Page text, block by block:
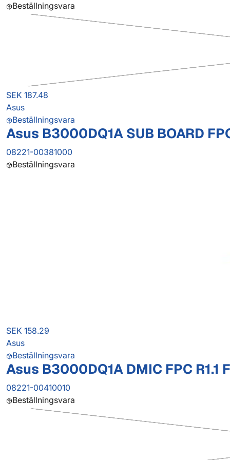
Beställningsvara
SEK 187.48
Asus
Beställningsvara
Asus B3000DQ1A SUB BOARD
08221-00381000
Beställningsvara
SEK 158.29
Asus
Beställningsvara
Asus B3000DQ1A DMIC FPC R1.1
08221-00410010
Beställningsvara